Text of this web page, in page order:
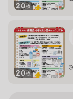
20枚
20枚